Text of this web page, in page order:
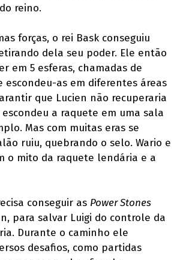
reino.
forças, o rei Bask conseguiu
dela seu poder. Ele então
em 5 esferas, chamadas de
escondeu-as em diferentes áreas
que Lucien não recuperaria
a raquete em uma sala
Mas com muitas eras se
ruiu, quebrando o selo. Wario e
o mito da raquete lendária e a
conseguir as Power Stones
para salvar Luigi do controle da
Durante o caminho ele
desafios, como partidas